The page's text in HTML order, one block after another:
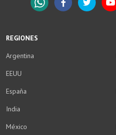
REGIONES
Argentina
EEUU
España
India
México